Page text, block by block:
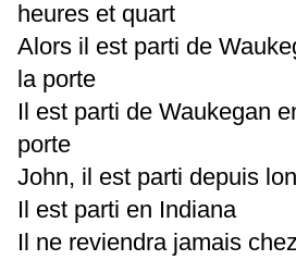
heures et quart
Alors il est parti de
la porte
Il est parti de Waukegan
porte
John, il est parti depuis
Il est parti en Indiana
Il ne reviendra jamais